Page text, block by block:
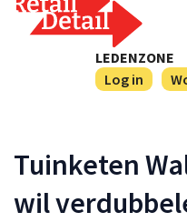
LEDENZONE
Log in
Tuinketen
wil